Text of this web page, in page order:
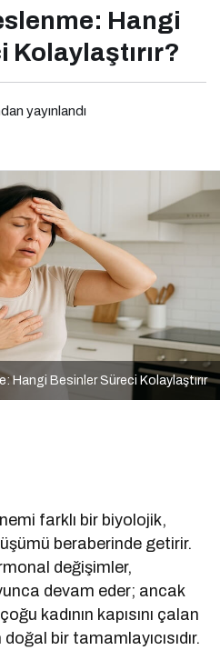
Hangi
Kolaylaştırır?
yayınlandı
Hangi Besinler Süreci Kolaylaştırır
farklı bir biyolojik,
beraberinde getirir.
değişimler,
devam eder; ancak
kadının kapısını çalan
bir tamamlayıcısıdır.